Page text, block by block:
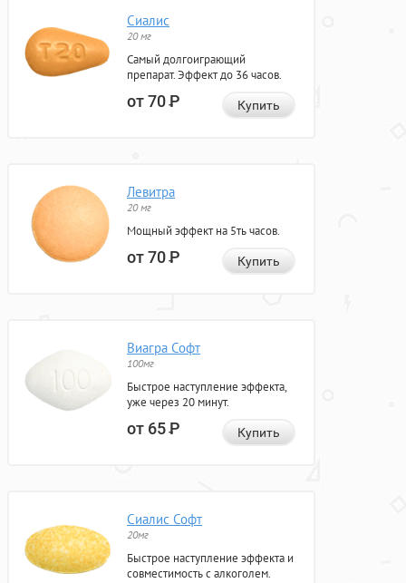
Сиалис
20 мг
Самый долгоиграющий
препарат. Эффект до 36 часов.
от 70Р Купить
Левитра
20 мг
Мощный эффект на 5ть часов.
от 70Р Купить
Виагра Софт
100мг
Быстрое наступление эффекта,
уже через 20 минут.
от 65Р Купить
Сиалис Софт
20мг
Быстрое наступление эффекта и
совместимость с алкоголем.